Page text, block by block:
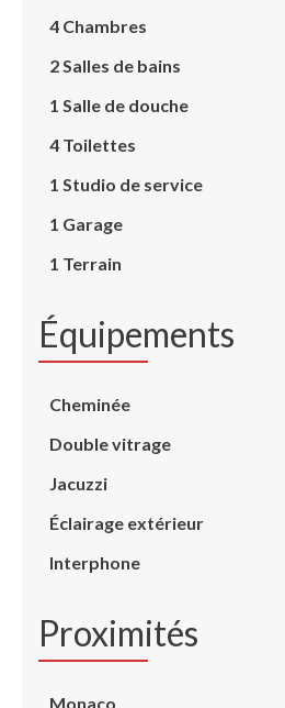
4 Chambres
2 Salles de bains
1 Salle de douche
4 Toilettes
1 Studio de service
1 Garage
1 Terrain
Équipements
Cheminée
Double vitrage
Jacuzzi
Éclairage extérieur
Interphone
Proximités
Monaco